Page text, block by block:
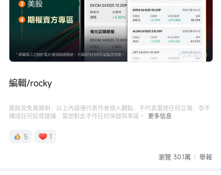
編輯/rocky
風險及免責聲明：以上內容僅代表作者個人觀點，不代表富途任何立場，亦不
構成任何投資建議，富途對此不作任何保證與承諾。
更多信息
5 1
瀏覽 30.1萬 舉報